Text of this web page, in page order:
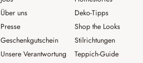
Über uns
Presse
Geschenkgutschein
Unsere Verantwortung
Deko-Tipps
Shop the Looks
Stilrichtungen
Teppich-Guide